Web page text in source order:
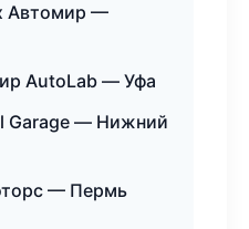
Автомир —
AutoLab — Уфа
Garage — Нижний
— Пермь